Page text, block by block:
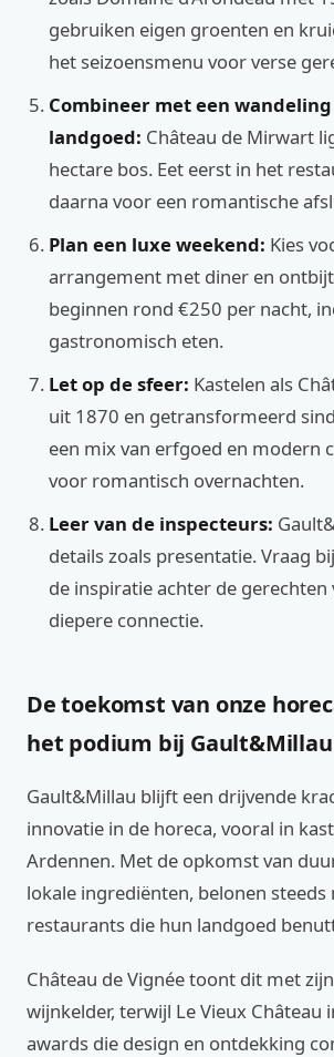
gebruiken eigen groenten en
het seizoensmenu voor verse
Combineer met een
landgoed: Château de Mirwart
hectare bos. Eet eerst in het
daarna voor een romantische
Plan een luxe weekend: Kies
arrangement met diner en
beginnen rond €250 per nacht,
gastronomisch eten.
Let op de sfeer: Kastelen als
uit 1870 en getransformeerd
een mix van erfgoed en modern
voor romantisch overnachten.
Leer van de inspecteurs:
details zoals presentatie. Vraag
de inspiratie achter de gerechten
diepere connectie.
De toekomst van onze
het podium bij Gault&Millau
Gault&Millau blijft een drijvende
innovatie in de horeca, vooral in
Ardennen. Met de opkomst van
lokale ingrediënten, belonen steeds
restaurants die hun landgoed
Château de Vignée toont dit met
wijnkelder, terwijl Le Vieux Château
awards die design en ontdekking